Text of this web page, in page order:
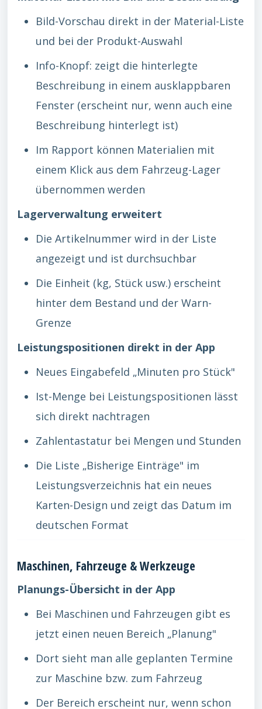
Bild-Vorschau direkt in der Material-Liste
und bei der Produkt-Auswahl
Info-Knopf: zeigt die hinterlegte
Beschreibung in einem ausklappbaren
Fenster (erscheint nur, wenn auch eine
Beschreibung hinterlegt ist)
Im Rapport können Materialien mit
einem Klick aus dem Fahrzeug-Lager
übernommen werden
Lagerverwaltung erweitert
Die Artikelnummer wird in der Liste
angezeigt und ist durchsuchbar
Die Einheit (kg, Stück usw.) erscheint
hinter dem Bestand und der Warn-
Grenze
Leistungspositionen direkt in der App
Neues Eingabefeld „Minuten pro Stück"
Ist-Menge bei Leistungspositionen lässt
sich direkt nachtragen
Zahlentastatur bei Mengen und Stunden
Die Liste „Bisherige Einträge" im
Leistungsverzeichnis hat ein neues
Karten-Design und zeigt das Datum im
deutschen Format
Maschinen, Fahrzeuge & Werkzeuge
Planungs-Übersicht in der App
Bei Maschinen und Fahrzeugen gibt es
jetzt einen neuen Bereich „Planung"
Dort sieht man alle geplanten Termine
zur Maschine bzw. zum Fahrzeug
Der Bereich erscheint nur, wenn schon